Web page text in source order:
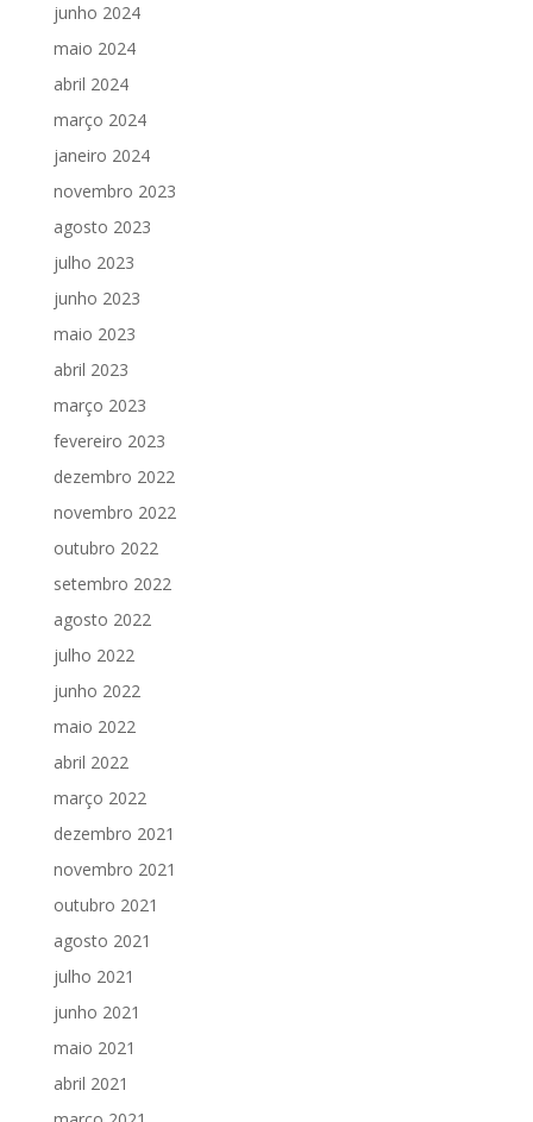
junho 2024
maio 2024
abril 2024
março 2024
janeiro 2024
novembro 2023
agosto 2023
julho 2023
junho 2023
maio 2023
abril 2023
março 2023
fevereiro 2023
dezembro 2022
novembro 2022
outubro 2022
setembro 2022
agosto 2022
julho 2022
junho 2022
maio 2022
abril 2022
março 2022
dezembro 2021
novembro 2021
outubro 2021
agosto 2021
julho 2021
junho 2021
maio 2021
abril 2021